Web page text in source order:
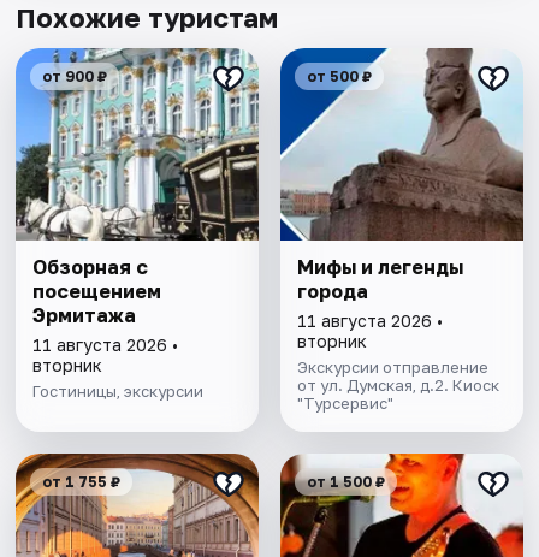
Похожие туристам
от 900 ₽
Обзорная с
посещением
Эрмитажа
11 августа 2026 •
вторник
Гостиницы, экскурсии
от 500 ₽
Мифы и легенды
города
11 августа 2026 •
вторник
Экскурсии отправление
от ул. Думская, д.2. Киоск
"Турсервис"
от 1 755 ₽ от 1 500 ₽